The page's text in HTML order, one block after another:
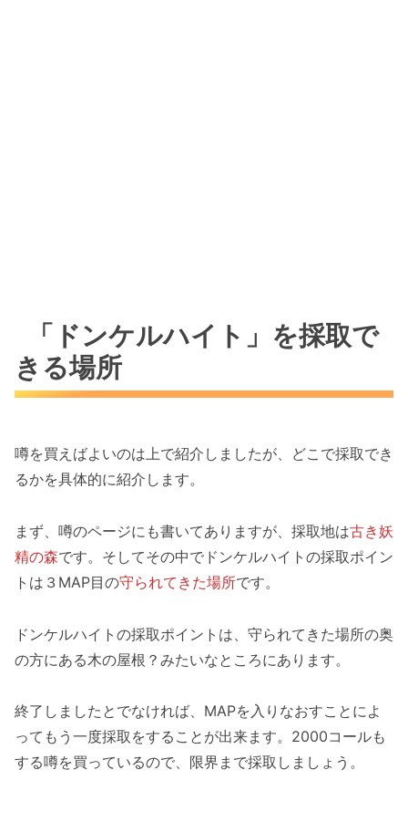
「ドンケルハイト」を採取で
きる場所
噂を買えばよいのは上で紹介しましたが、どこで採取でき
るかを具体的に紹介します。
まず、噂のページにも書いてありますが、採取地は古き妖
精の森です。そしてその中でドンケルハイトの採取ポイン
トは３MAP目の守られてきた場所です。
ドンケルハイトの採取ポイントは、守られてきた場所の奥
の方にある木の屋根？みたいなところにあります。
終了しましたとでなければ、MAPを入りなおすことによ
ってもう一度採取をすることが出来ます。2000コールも
する噂を買っているので、限界まで採取しましょう。